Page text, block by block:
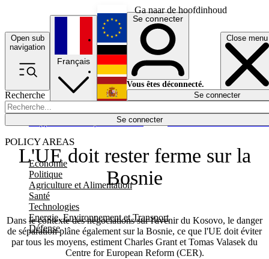
Ga naar de hoofdinhoud
Open sub
navigation
Close menu
Recherche
Se connecter
POLICY AREAS
Economie
Politique
Agriculture et Alimentation
Santé
Technologies
Energie, Environnement et Transport
Défense
Économie
Français
English
Deutsch
Español
Se connecter
Vous êtes déconnecté.
Se connecter
L'UE doit rester ferme sur la
Bosnie
Dans le contexte des négociations sur l'avenir du Kosovo, le danger
de séparation plâne également sur la Bosnie, ce que l'UE doit éviter
par tous les moyens, estiment Charles Grant et Tomas Valasek du
Centre for European Reform (CER).